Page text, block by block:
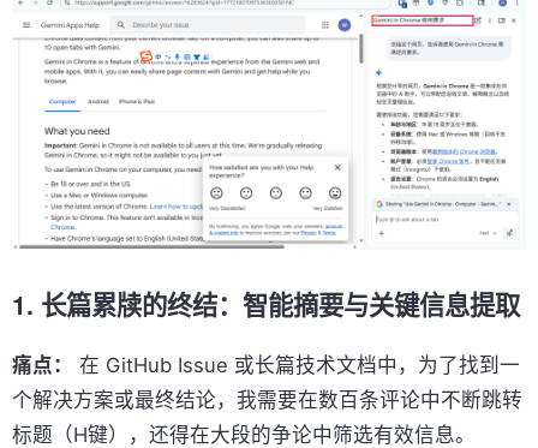
1. 长篇累牍的终结：智能摘要与关键信息提取
痛点：
在 GitHub Issue 或长篇技术文档中，为了找到一
个解决方案或最终结论，我需要在数百条评论中不断跳转
标题（H键），还得在大段的争论中筛选有效信息。